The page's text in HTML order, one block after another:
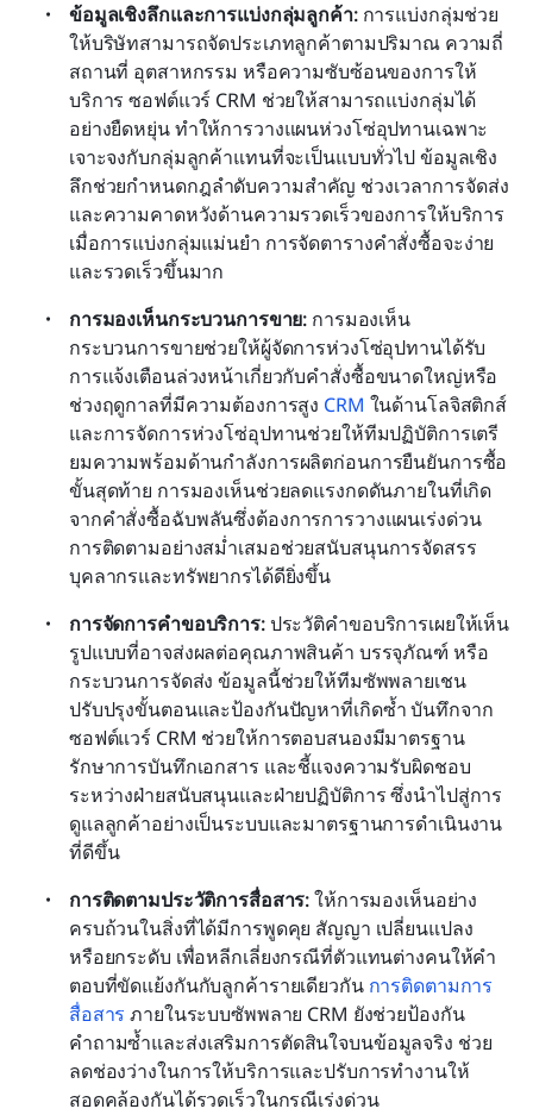
ข้อมูลเชิงลึกและการแบ่งกลุ่มลูกค้า: การแบ่งกลุ่มช่วย
ให้บริษัทสามารถจัดประเภทลูกค้าตามปริมาณ ความถี่
สถานที่ อุตสาหกรรม หรือความซับซ้อนของการให้
บริการ ซอฟต์แวร์ CRM ช่วยให้สามารถแบ่งกลุ่มได้
อย่างยืดหยุ่น ทำให้การวางแผนห่วงโซ่อุปทานเฉพาะ
เจาะจงกับกลุ่มลูกค้าแทนที่จะเป็นแบบทั่วไป ข้อมูลเชิง
ลึกช่วยกำหนดกฎลำดับความสำคัญ ช่วงเวลาการจัดส่ง
และความคาดหวังด้านความรวดเร็วของการให้บริการ
เมื่อการแบ่งกลุ่มแม่นยำ การจัดตารางคำสั่งซื้อจะง่าย
และรวดเร็วขึ้นมาก
การมองเห็นกระบวนการขาย: การมองเห็น
กระบวนการขายช่วยให้ผู้จัดการห่วงโซ่อุปทานได้รับ
การแจ้งเตือนล่วงหน้าเกี่ยวกับคำสั่งซื้อขนาดใหญ่หรือ
ช่วงฤดูกาลที่มีความต้องการสูง CRM ในด้านโลจิสติกส์
และการจัดการห่วงโซ่อุปทานช่วยให้ทีมปฏิบัติการเตรี
ยมความพร้อมด้านกำลังการผลิตก่อนการยืนยันการซื้อ
ขั้นสุดท้าย การมองเห็นช่วยลดแรงกดดันภายในที่เกิด
จากคำสั่งซื้อฉับพลันซึ่งต้องการการวางแผนเร่งด่วน
การติดตามอย่างสม่ำเสมอช่วยสนับสนุนการจัดสรร
บุคลากรและทรัพยากรได้ดียิ่งขึ้น
การจัดการคำขอบริการ: ประวัติคำขอบริการเผยให้เห็น
รูปแบบที่อาจส่งผลต่อคุณภาพสินค้า บรรจุภัณฑ์ หรือ
กระบวนการจัดส่ง ข้อมูลนี้ช่วยให้ทีมซัพพลายเชน
ปรับปรุงขั้นตอนและป้องกันปัญหาที่เกิดซ้ำ บันทึกจาก
ซอฟต์แวร์ CRM ช่วยให้การตอบสนองมีมาตรฐาน
รักษาการบันทึกเอกสาร และชี้แจงความรับผิดชอบ
ระหว่างฝ่ายสนับสนุนและฝ่ายปฏิบัติการ ซึ่งนำไปสู่การ
ดูแลลูกค้าอย่างเป็นระบบและมาตรฐานการดำเนินงาน
ที่ดีขึ้น
การติดตามประวัติการสื่อสาร: ให้การมองเห็นอย่าง
ครบถ้วนในสิ่งที่ได้มีการพูดคุย สัญญา เปลี่ยนแปลง
หรือยกระดับ เพื่อหลีกเลี่ยงกรณีที่ตัวแทนต่างคนให้คำ
ตอบที่ขัดแย้งกันกับลูกค้ารายเดียวกัน การติดตามการ
สื่อสาร ภายในระบบซัพพลาย CRM ยังช่วยป้องกัน
คำถามซ้ำและส่งเสริมการตัดสินใจบนข้อมูลจริง ช่วย
ลดช่องว่างในการให้บริการและปรับการทำงานให้
สอดคล้องกันได้รวดเร็วในกรณีเร่งด่วน